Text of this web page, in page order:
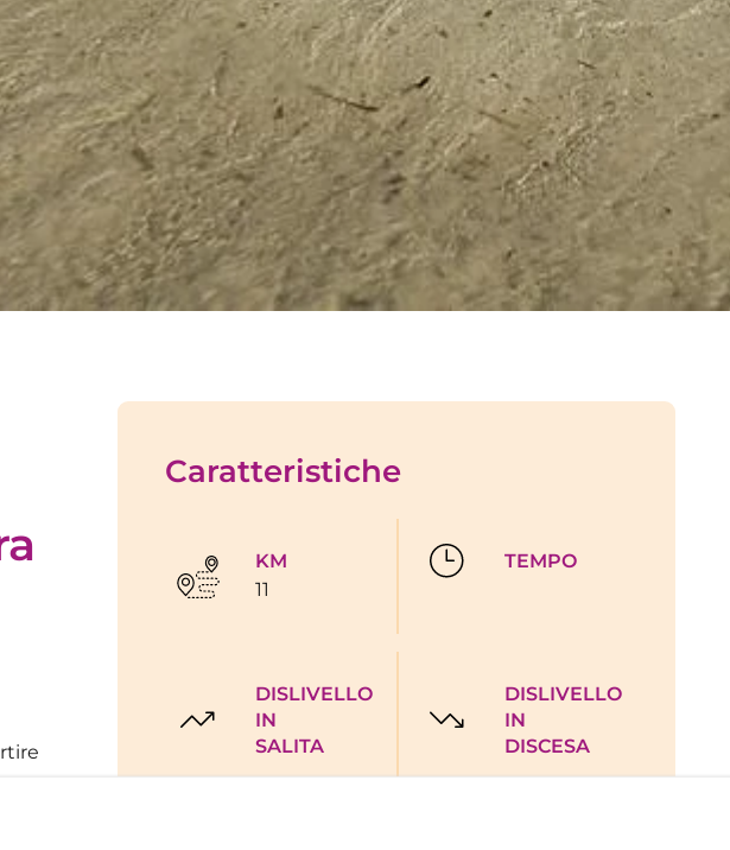
Caratteristiche
KM
11
TEMPO
DISLIVELLO
IN
SALITA
DISLIVELLO
IN
DISCESA